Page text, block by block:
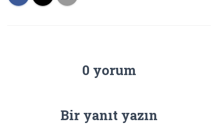
0 yorum
Bir yanıt yazın